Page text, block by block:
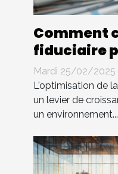
Comment
fiduciaire
la gestion
Mardi 25/02/2025
L'optimisation de
un levier de
un environnement...